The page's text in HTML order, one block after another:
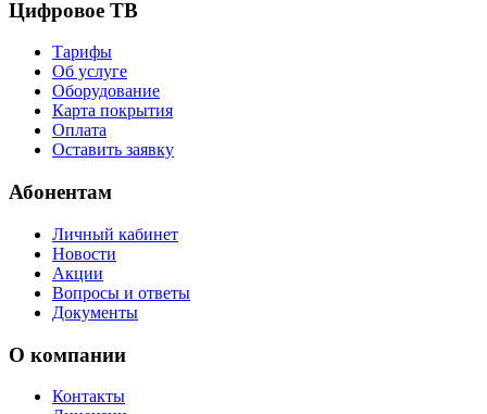
Цифровое ТВ
Тарифы
Об услуге
Оборудование
Карта покрытия
Оплата
Оставить заявку
Абонентам
Личный кабинет
Новости
Акции
Вопросы и ответы
Документы
О компании
Контакты